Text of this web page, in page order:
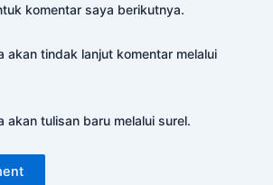
komentar saya berikutnya.
akan tindak lanjut komentar melalui
akan tulisan baru melalui surel.